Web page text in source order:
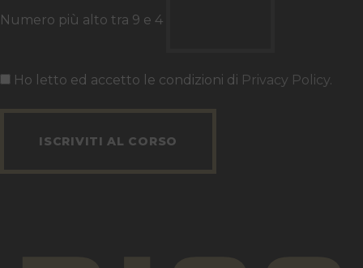
Numero più alto tra 9 e 4
Ho letto ed accetto le condizioni di Privacy Policy.